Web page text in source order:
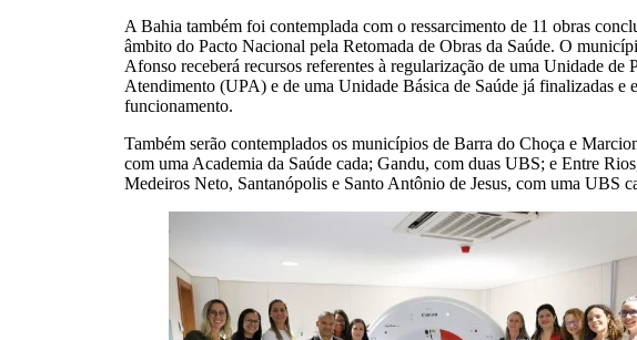
A Bahia também foi contemplada com o ressarcimento de 11 obras
âmbito do Pacto Nacional pela Retomada de Obras da Saúde. O
Afonso receberá recursos referentes à regularização de uma Unidade de
Atendimento (UPA) e de uma Unidade Básica de Saúde já finalizadas e
funcionamento.
Também serão contemplados os municípios de Barra do Choça e
com uma Academia da Saúde cada; Gandu, com duas UBS; e Entre
Medeiros Neto, Santanópolis e Santo Antônio de Jesus, com uma UBS